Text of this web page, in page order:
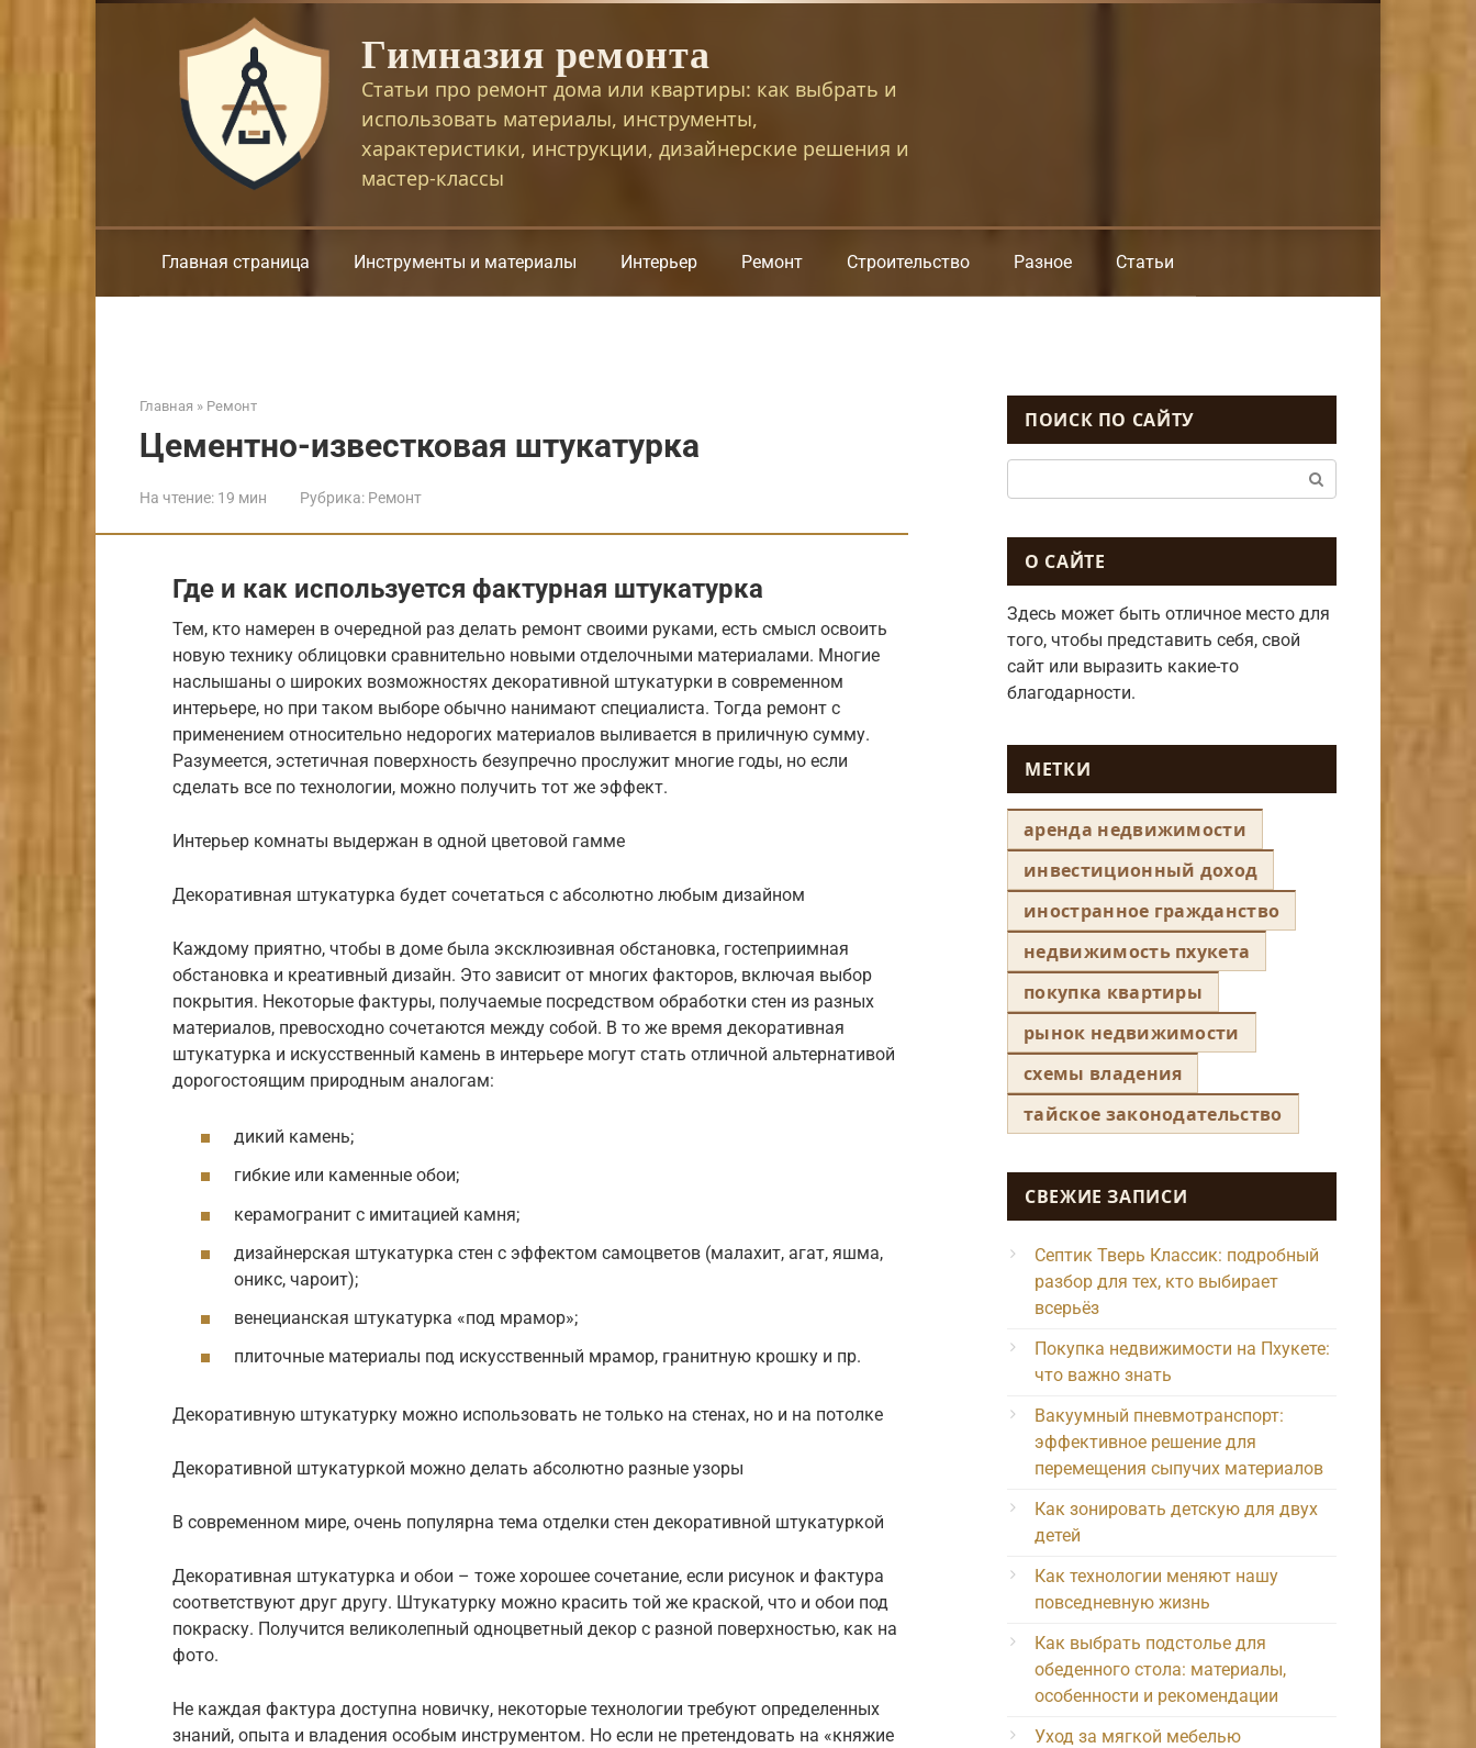
Гимназия ремонта
Статьи про ремонт дома или квартиры: как выбрать и
использовать материалы, инструменты,
характеристики, инструкции, дизайнерские решения и
мастер-классы
Главная страница Инструменты и материалы Интерьер Ремонт Строительство Разное Статьи
Главная » Ремонт
Цементно-известковая штукатурка
На чтение: 19 мин Рубрика: Ремонт
Где и как используется фактурная штукатурка
Тем, кто намерен в очередной раз делать ремонт своими руками, есть смысл освоить
новую технику облицовки сравнительно новыми отделочными материалами. Многие
наслышаны о широких возможностях декоративной штукатурки в современном
интерьере, но при таком выборе обычно нанимают специалиста. Тогда ремонт с
применением относительно недорогих материалов выливается в приличную сумму.
Разумеется, эстетичная поверхность безупречно прослужит многие годы, но если
сделать все по технологии, можно получить тот же эффект.
Интерьер комнаты выдержан в одной цветовой гамме
Декоративная штукатурка будет сочетаться с абсолютно любым дизайном
Каждому приятно, чтобы в доме была эксклюзивная обстановка, гостеприимная
обстановка и креативный дизайн. Это зависит от многих факторов, включая выбор
покрытия. Некоторые фактуры, получаемые посредством обработки стен из разных
материалов, превосходно сочетаются между собой. В то же время декоративная
штукатурка и искусственный камень в интерьере могут стать отличной альтернативой
дорогостоящим природным аналогам:
дикий камень;
гибкие или каменные обои;
керамогранит с имитацией камня;
дизайнерская штукатурка стен с эффектом самоцветов (малахит, агат, яшма,
оникс, чароит);
венецианская штукатурка «под мрамор»;
плиточные материалы под искусственный мрамор, гранитную крошку и пр.
Декоративную штукатурку можно использовать не только на стенах, но и на потолке
Декоративной штукатуркой можно делать абсолютно разные узоры
В современном мире, очень популярна тема отделки стен декоративной штукатуркой
Декоративная штукатурка и обои – тоже хорошее сочетание, если рисунок и фактура
соответствуют друг другу. Штукатурку можно красить той же краской, что и обои под
покраску. Получится великолепный одноцветный декор с разной поверхностью, как на
фото.
Не каждая фактура доступна новичку, некоторые технологии требуют определенных
знаний, опыта и владения особым инструментом. Но если не претендовать на «княжие
ПОИСК ПО САЙТУ
О САЙТЕ
Здесь может быть отличное место для
того, чтобы представить себя, свой
сайт или выразить какие-то
благодарности.
МЕТКИ
аренда недвижимости
инвестиционный доход
иностранное гражданство
недвижимость пхукета
покупка квартиры
рынок недвижимости
схемы владения
тайское законодательство
СВЕЖИЕ ЗАПИСИ
Септик Тверь Классик: подробный
разбор для тех, кто выбирает
всерьёз
Покупка недвижимости на Пхукете:
что важно знать
Вакуумный пневмотранспорт:
эффективное решение для
перемещения сыпучих материалов
Как зонировать детскую для двух
детей
Как технологии меняют нашу
повседневную жизнь
Как выбрать подстолье для
обеденного стола: материалы,
особенности и рекомендации
Уход за мягкой мебелью